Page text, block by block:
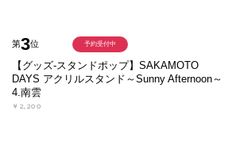
第3位
【グッズ-スタンドポップ】SAKAMOTO
DAYS アクリルスタンド～Sunny Afternoon～
4.南雲
￥2,200
予約受付中